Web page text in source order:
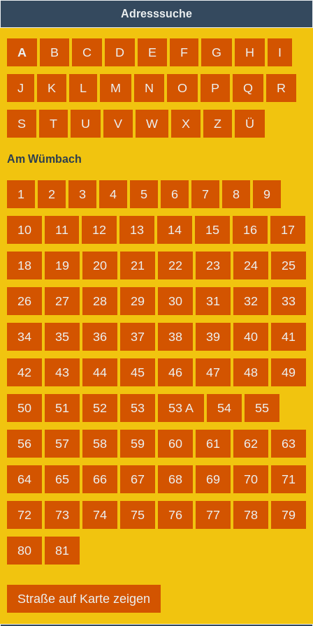
Adresssuche
A B C D E F G H I
J K L M N O P Q R
S T U V W X Z Ü
Am Wümbach
1 2 3 4 5 6 7 8 9
10 11 12 13 14 15 16 17
18 19 20 21 22 23 24 25
26 27 28 29 30 31 32 33
34 35 36 37 38 39 40 41
42 43 44 45 46 47 48 49
50 51 52 53 53 A 54 55
56 57 58 59 60 61 62 63
64 65 66 67 68 69 70 71
72 73 74 75 76 77 78 79
80 81
Straße auf Karte zeigen